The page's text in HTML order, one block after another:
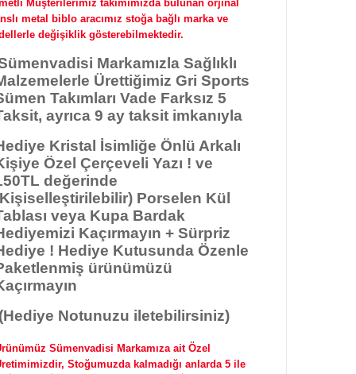
Müşterilerimiz takımımızda bulunan orjinal
metal biblo aracımız stoğa bağlı marka ve
değişiklik gösterebilmektedir.
Markamızla Sağlıklı
Ürettiğimiz Gri Sports
Takımları Vade Farksız 5
ayrıca 9 ay taksit imkanıyla
Kristal İsimliğe Önlü Arkalı
Özel Çerçeveli Yazı ! ve
değerinde
Porselen Kül
veya Kupa Bardak
Kaçırmayın + Sürpriz
! Hediye Kutusunda Özenle
ürünümüzü
(Hediye Notunuzu iletebilirsiniz)
Sümenvadisi Markamıza ait Özel
Stoğumuzda kalmadığı anlarda 5 ile